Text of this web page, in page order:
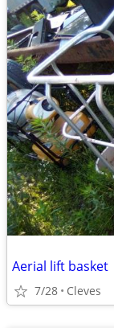
Aerial lift basket
7/28 Cleves